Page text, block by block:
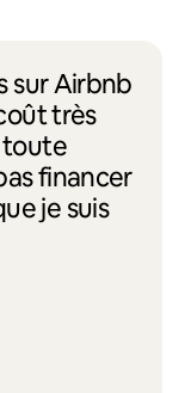
sur Airbnb
très
toute
financer
je suis